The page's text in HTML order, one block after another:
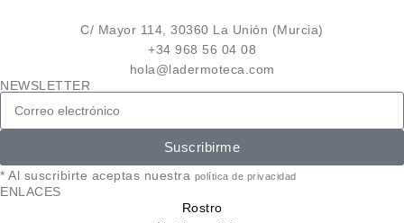
C/ Mayor 114, 30360 La Unión (Murcia)
+34 968 56 04 08
hola@ladermoteca.com
NEWSLETTER
Suscribirme
* Al suscribirte aceptas nuestra política de privacidad
ENLACES
Rostro